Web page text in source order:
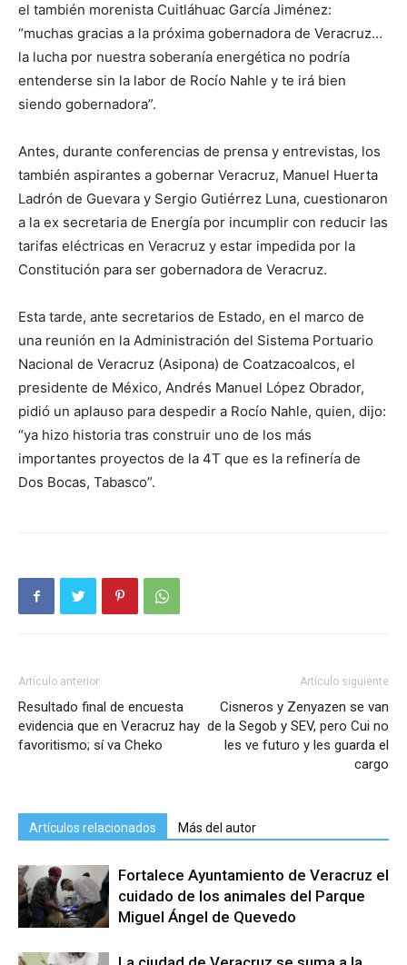
el también morenista Cuitláhuac García Jiménez:
“muchas gracias a la próxima gobernadora de Veracruz…
la lucha por nuestra soberanía energética no podría
entenderse sin la labor de Rocío Nahle y te irá bien
siendo gobernadora”.
Antes, durante conferencias de prensa y entrevistas, los
también aspirantes a gobernar Veracruz, Manuel Huerta
Ladrón de Guevara y Sergio Gutiérrez Luna, cuestionaron
a la ex secretaria de Energía por incumplir con reducir las
tarifas eléctricas en Veracruz y estar impedida por la
Constitución para ser gobernadora de Veracruz.
Esta tarde, ante secretarios de Estado, en el marco de
una reunión en la Administración del Sistema Portuario
Nacional de Veracruz (Asipona) de Coatzacoalcos, el
presidente de México, Andrés Manuel López Obrador,
pidió un aplauso para despedir a Rocío Nahle, quien, dijo:
“ya hizo historia tras construir uno de los más
importantes proyectos de la 4T que es la refinería de
Dos Bocas, Tabasco”.
Artículo anterior
Resultado final de encuesta
evidencia que en Veracruz hay
favoritismo; sí va Cheko
Artículo siguiente
Cisneros y Zenyazen se van
de la Segob y SEV, pero Cui no
les ve futuro y les guarda el
cargo
Artículos relacionados Más del autor
Fortalece Ayuntamiento de Veracruz el
cuidado de los animales del Parque
Miguel Ángel de Quevedo